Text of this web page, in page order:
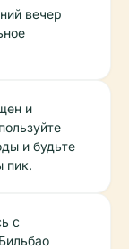
вечер
и
и будьте
пик.
с